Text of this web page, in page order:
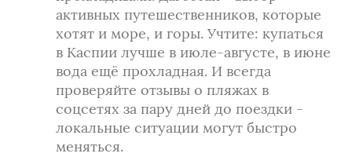
активных путешественников, которые
хотят и море, и горы. Учтите: купаться
в Каспии лучше в июле-августе, в июне
вода ещё прохладная. И всегда
проверяйте отзывы о пляжах в
соцсетях за пару дней до поездки -
локальные ситуации могут быстро
меняться.